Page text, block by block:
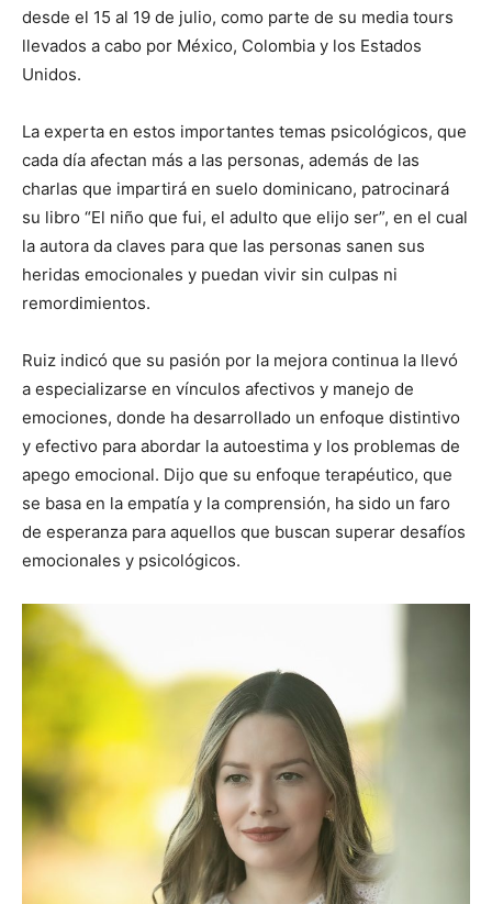
desde el 15 al 19 de julio, como parte de su media tours
llevados a cabo por México, Colombia y los Estados
Unidos.
La experta en estos importantes temas psicológicos, que
cada día afectan más a las personas, además de las
charlas que impartirá en suelo dominicano, patrocinará
su libro “El niño que fui, el adulto que elijo ser”, en el cual
la autora da claves para que las personas sanen sus
heridas emocionales y puedan vivir sin culpas ni
remordimientos.
Ruiz indicó que su pasión por la mejora continua la llevó
a especializarse en vínculos afectivos y manejo de
emociones, donde ha desarrollado un enfoque distintivo
y efectivo para abordar la autoestima y los problemas de
apego emocional. Dijo que su enfoque terapéutico, que
se basa en la empatía y la comprensión, ha sido un faro
de esperanza para aquellos que buscan superar desafíos
emocionales y psicológicos.